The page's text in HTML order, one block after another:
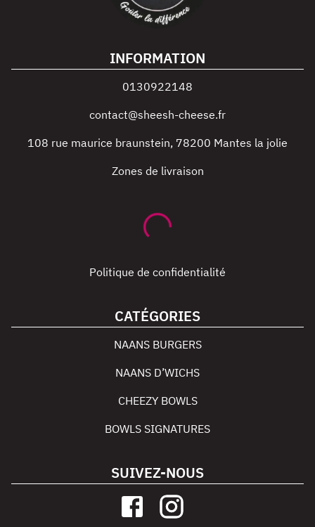
INFORMATION
0130922148
contact@sheesh-cheese.fr
108 rue maurice braunstein, 78200 Mantes la jolie
Zones de livraison
Politique de confidentialité
CATÉGORIES
NAANS BURGERS
NAANS D’WICHS
CHEEZY BOWLS
BOWLS SIGNATURES
SUIVEZ-NOUS